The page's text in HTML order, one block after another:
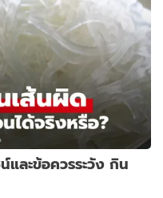
และข้อควรระวัง กิน